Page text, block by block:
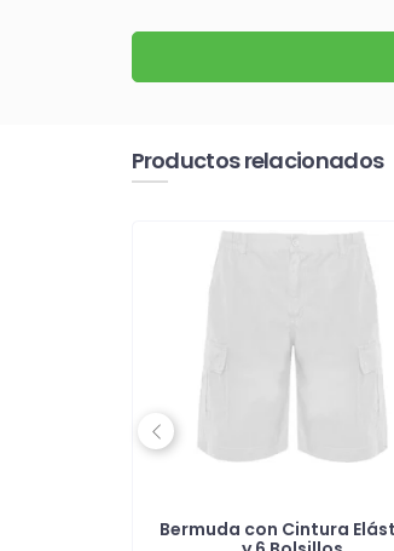
Productos relacionados
Bermuda con Cintura
Previous